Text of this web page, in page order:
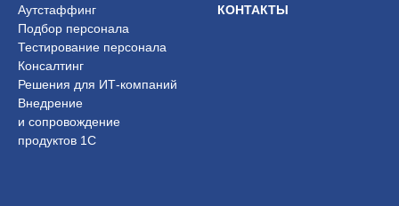
Аутстаффинг
Подбор персонала
Тестирование персонала
Консалтинг
Решения для ИТ-компаний
Внедрение
и сопровождение
продуктов 1С
КОНТАКТЫ